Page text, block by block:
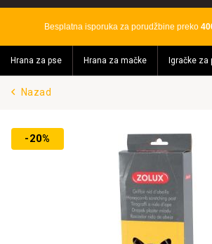
Akvaristika
Teraristika
Brendovi
Blog
Besplatna isporuka za porudžbine preko
Hrana za pse Hrana za mačke Igračke za
Nazad
-20%